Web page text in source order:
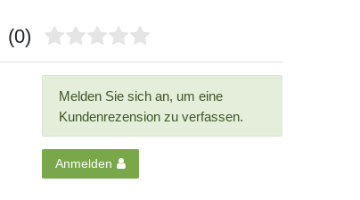
(0)
Melden Sie sich an, um eine
Kundenrezension zu verfassen.
Anmelden